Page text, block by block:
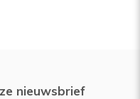
nieuwsbrief